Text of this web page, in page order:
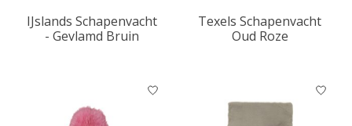
IJslands Schapenvacht
- Gevlamd Bruin
Texels Schapenvacht
Oud Roze